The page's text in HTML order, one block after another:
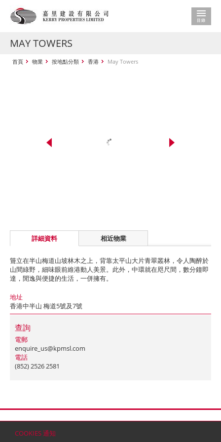
COOKIES 通知
MAY TOWERS
首頁 物業 按地點分類 香港 May Towers
詳細資料 相近物業
聳立在半山梅道山坡林木之上，背靠太平山大片青翠叢林，令人陶醉於
山間綠野，細味眼前維港動人美景。此外，中環就在咫尺間，數分鐘即
達，閒逸與便捷的生活，一併擁有。
地址
香港中半山 梅道5號及7號
查詢
電郵
enquire_us@kpmsl.com
電話
(852) 2526 2581
© 2026 嘉里建設有限公司 (於百慕達註冊成立之有限公司)